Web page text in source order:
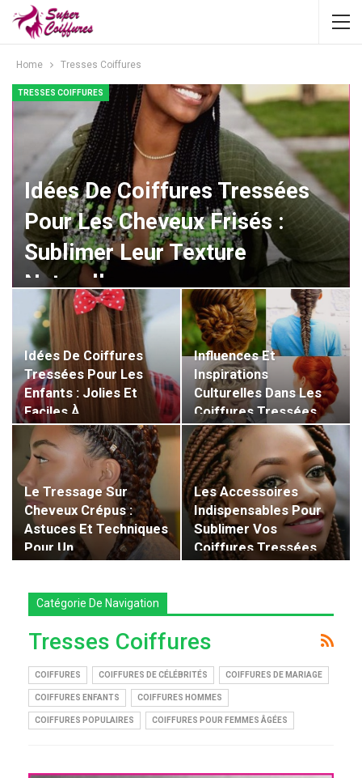
Home Tresses Coiffures
TRESSES COIFFURES
Idées De Coiffures Tressées
Pour Les Cheveux Frisés :
Sublimer Leur Texture
Naturelle
Linette Poulin Fév 8, 2025 0
Idées De Coiffures
Tressées Pour Les
Enfants : Jolies Et
Faciles À…
Influences Et
Inspirations
Culturelles Dans Les
Coiffures Tressées
À…
Le Tressage Sur
Cheveux Crépus :
Astuces Et Techniques
Pour Un…
Les Accessoires
Indispensables Pour
Sublimer Vos
Coiffures Tressées
Catégorie De Navigation
Tresses Coiffures
COIFFURES COIFFURES DE CÉLÉBRITÉS COIFFURES DE MARIAGE
COIFFURES ENFANTS COIFFURES HOMMES
COIFFURES POPULAIRES COIFFURES POUR FEMMES ÂGÉES